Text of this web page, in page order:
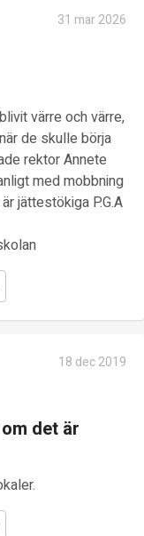
31 mar 2026
värre och värre,
de skulle börja
rektor Annete
med mobbning
jättestökiga P.G.A
18 dec 2019
det är